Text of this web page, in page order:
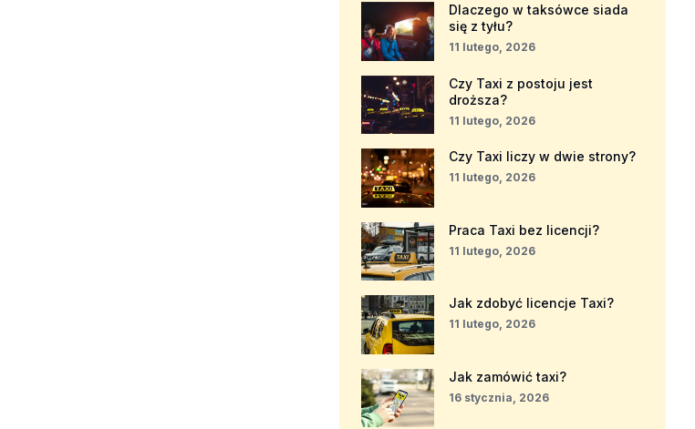
Dlaczego w taksówce siada
się z tyłu?
11 lutego, 2026
Czy Taxi z postoju jest
droższa?
11 lutego, 2026
Czy Taxi liczy w dwie strony?
11 lutego, 2026
Praca Taxi bez licencji?
11 lutego, 2026
Jak zdobyć licencje Taxi?
11 lutego, 2026
Jak zamówić taxi?
16 stycznia, 2026